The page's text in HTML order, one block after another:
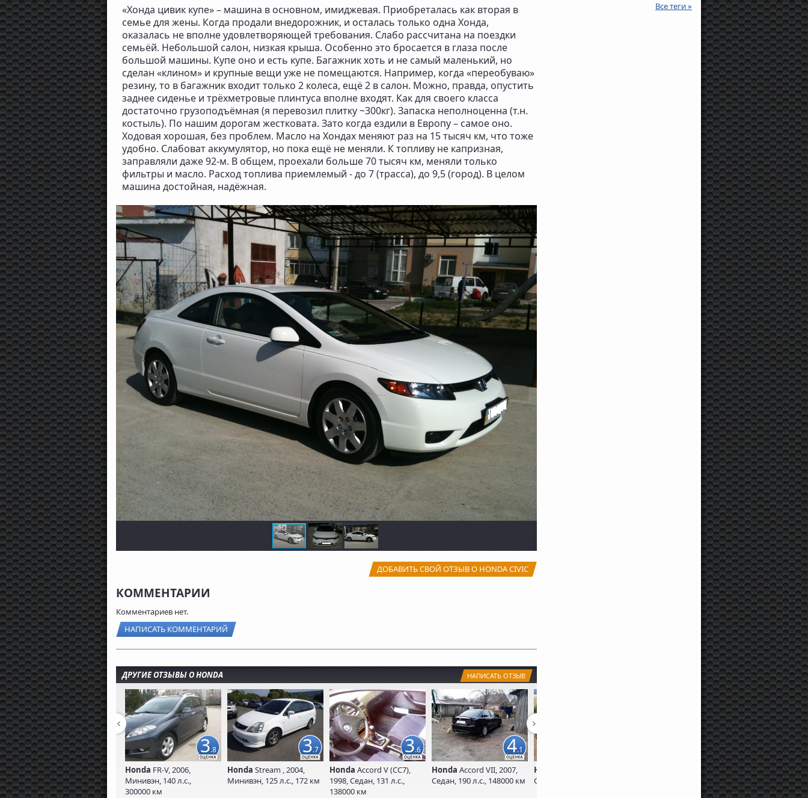
«Хонда цивик купе» – машина в основном, имиджевая. Приобреталась как вторая в
семье для жены. Когда продали внедорожник, и осталась только одна Хонда,
оказалась не вполне удовлетворяющей требования. Слабо рассчитана на поездки
семьёй. Небольшой салон, низкая крыша. Особенно это бросается в глаза после
большой машины. Купе оно и есть купе. Багажник хоть и не самый маленький, но
сделан «клином» и крупные вещи уже не помещаются. Например, когда «переобуваю»
резину, то в багажник входит только 2 колеса, ещё 2 в салон. Можно, правда, опустить
заднее сиденье и трёхметровые плинтуса вполне входят. Как для своего класса
достаточно грузоподъёмная (я перевозил плитку ~300кг). Запаска неполноценна (т.н.
костыль). По нашим дорогам жестковата. Зато когда ездили в Европу – самое оно.
Ходовая хорошая, без проблем. Масло на Хондах меняют раз на 15 тысяч км, что тоже
удобно. Слабоват аккумулятор, но пока ещё не меняли. К топливу не капризная,
заправляли даже 92-м. В общем, проехали больше 70 тысяч км, меняли только
фильтры и масло. Расход топлива приемлемый - до 7 (трасса), до 9,5 (город). В целом
машина достойная, надёжная.
ДОБАВИТЬ СВОЙ ОТЗЫВ О HONDA CIVIC
КОММЕНТАРИИ
Комментариев нет.
НАПИСАТЬ КОММЕНТАРИЙ
ДРУГИЕ ОТЗЫВЫ О HONDA НАПИСАТЬ ОТЗЫВ
3.8
Honda FR-V, 2006,
Минивэн, 140 л.с.,
300000 км
3.7
Honda Stream , 2004,
Минивэн, 125 л.с., 172 км
3.6
Honda Accord V (CC7),
1998, Седан, 131 л.с.,
138000 км
4.1
Honda Accord VII, 2007,
Седан, 190 л.с., 148000 км
Honda
Седан, 275 л.с., 25000 км
3.7
Pilot II, 2012,
Внедорожник, 257 л.с.,
HondaCivic VII,
Хэтчбек, 110 л.с.,
168900 км
Все теги »